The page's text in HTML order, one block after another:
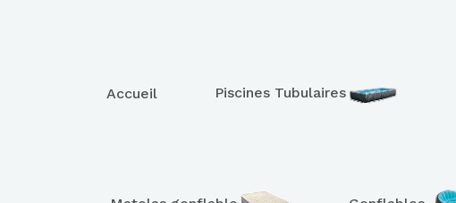
Accueil Piscines Tubulaires